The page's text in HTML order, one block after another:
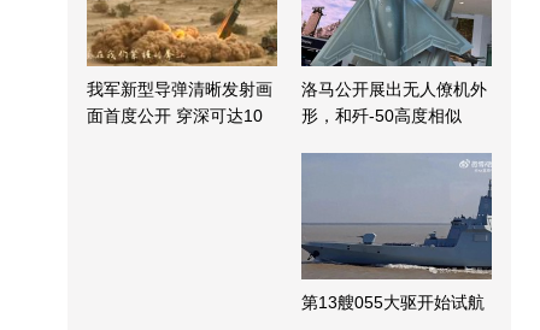
我军新型导弹清晰发射画
面首度公开 穿深可达10
洛马公开展出无人僚机外
形，和歼-50高度相似
第13艘055大驱开始试航